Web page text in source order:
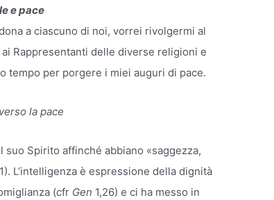
e pace
a ciascuno di noi, vorrei rivolgermi al
Rappresentanti delle diverse religioni e
tempo per porgere i miei auguri di pace.
la pace
Spirito affinché abbiano «saggezza,
L’intelligenza è espressione della dignità
(cfr Gen 1,26) e ci ha messo in